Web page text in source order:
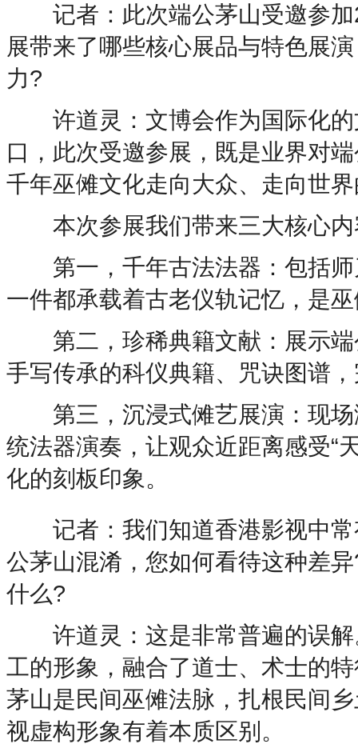
记者：此次端公茅山受邀参加
展带来了哪些核心展品与特色展
力?
许道灵：文博会作为国际化的
口，此次受邀参展，既是业界对
千年巫傩文化走向大众、走向世
本次参展我们带来三大核心内
第一，千年古法法器：包括师
一件都承载着古老仪轨记忆，是
第二，珍稀典籍文献：展示端
手写传承的科仪典籍、咒诀图谱
第三，沉浸式傩艺展演：现场
统法器演奏，让观众近距离感受“
化的刻板印象。
记者：我们知道香港影视中常
公茅山混淆，您如何看待这种差
什么?
许道灵：这是非常普遍的误解
工的形象，融合了道士、术士的
茅山是民间巫傩法脉，扎根民间
视虚构形象有着本质区别。